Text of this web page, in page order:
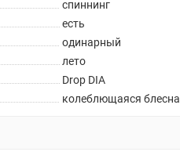
спиннинг
есть
одинарный
лето
Drop DIA
колеблющаяся блесна